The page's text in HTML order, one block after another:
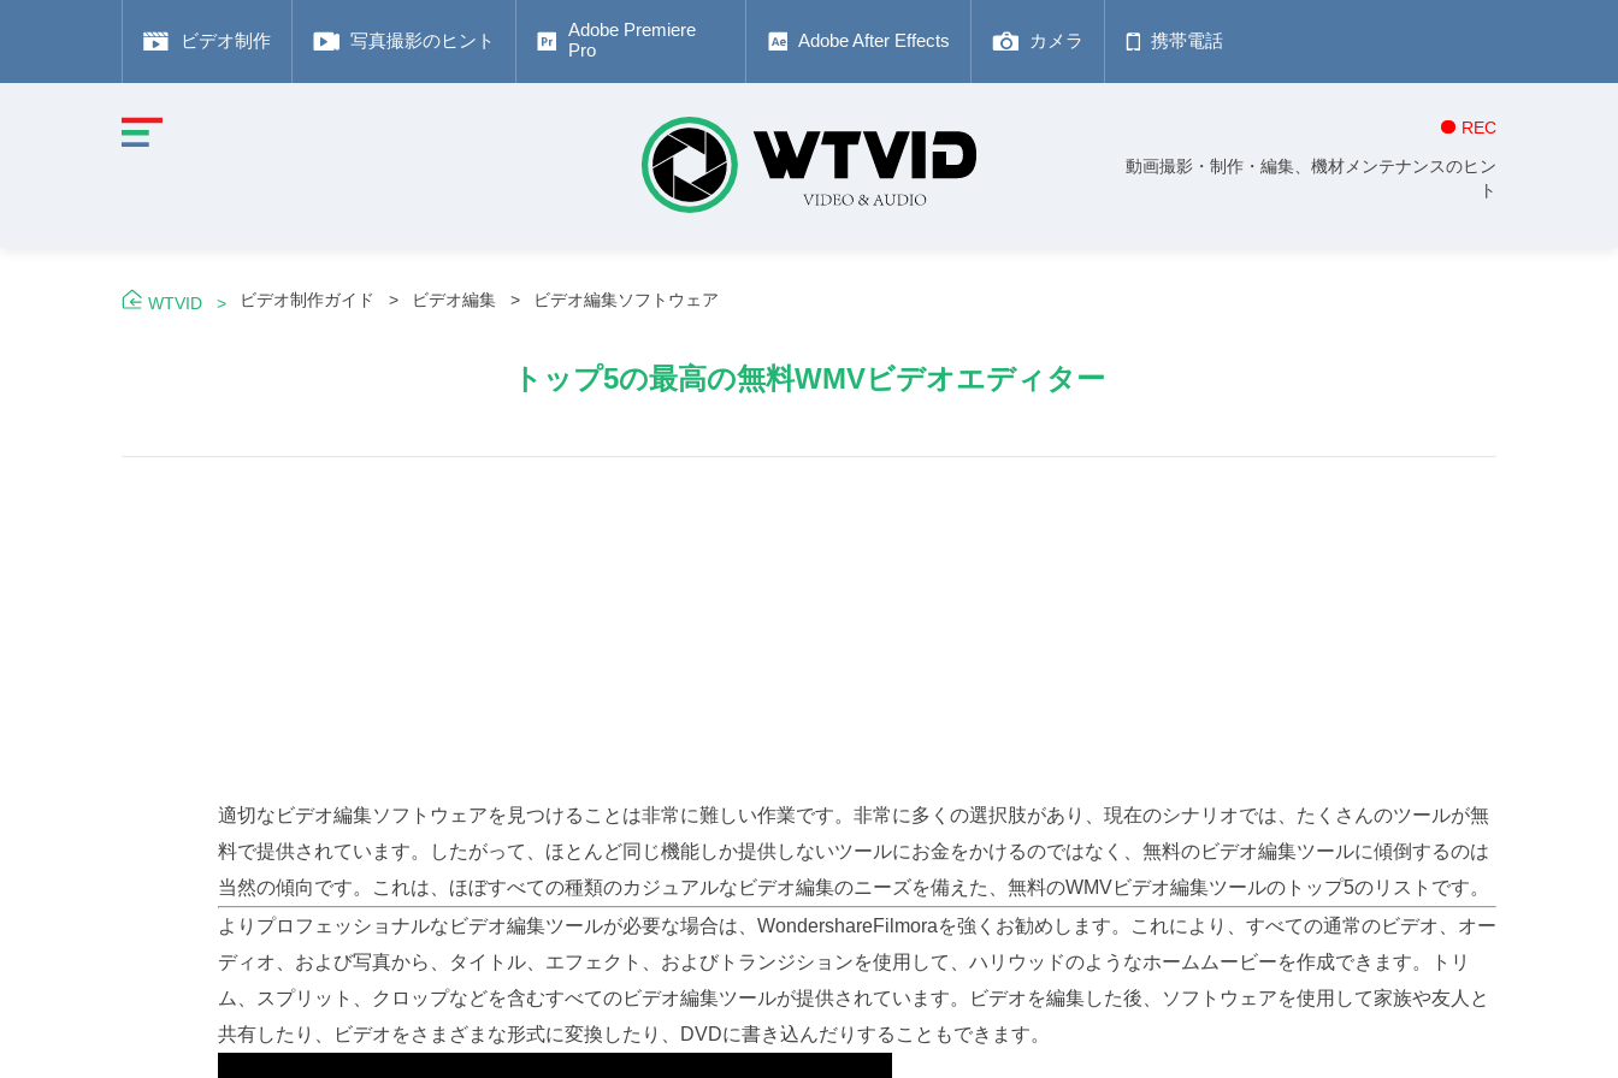
ビデオ制作 写真撮影のヒント
Adobe Premiere
Pro
Adobe After Effects カメラ 携帯電話
REC
動画撮影・制作・編集、機材メンテナンスのヒン
ト
WTVID ビデオ制作ガイド ビデオ編集 ビデオ編集ソフトウェア
トップ5の最高の無料WMVビデオエディター
適切なビデオ編集ソフトウェアを見つけることは非常に難しい作業です。非常に多くの選択肢があり、現在のシナリオでは、たくさんのツールが無
料で提供されています。したがって、ほとんど同じ機能しか提供しないツールにお金をかけるのではなく、無料のビデオ編集ツールに傾倒するのは
当然の傾向です。これは、ほぼすべての種類のカジュアルなビデオ編集のニーズを備えた、無料のWMVビデオ編集ツールのトップ5のリストです。
よりプロフェッショナルなビデオ編集ツールが必要な場合は、WondershareFilmoraを強くお勧めします。これにより、すべての通常のビデオ、オー
ディオ、および写真から、タイトル、エフェクト、およびトランジションを使用して、ハリウッドのようなホームムービーを作成できます。トリ
ム、スプリット、クロップなどを含むすべてのビデオ編集ツールが提供されています。ビデオを編集した後、ソフトウェアを使用して家族や友人と
共有したり、ビデオをさまざまな形式に変換したり、DVDに書き込んだりすることもできます。